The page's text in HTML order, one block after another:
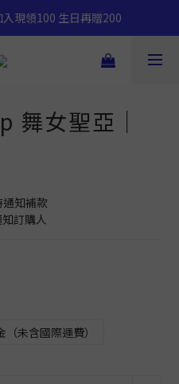
現領100 生日再贈200
舞女聖亞｜
知補款
訂購人
（未含國際運費）